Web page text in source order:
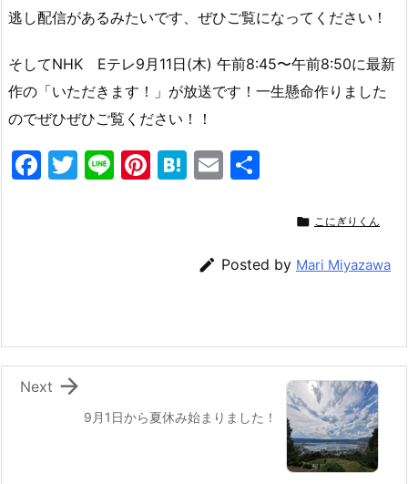
逃し配信があるみたいです、ぜひご覧になってください！
そしてNHK Eテレ9月11日(木) 午前8:45〜午前8:50に最新
作の「いただきます！」が放送です！一生懸命作りました
のでぜひぜひご覧ください！！
F
o
k
T
Li Pi H
a
E
l
 こにぎりくん
 Posted by Mari Miyazawa
9月1日から夏休み始まりました！

Next